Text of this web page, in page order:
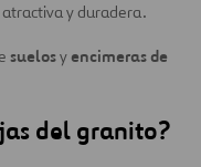
y duradera.
suelosy encimeras de
del granito?